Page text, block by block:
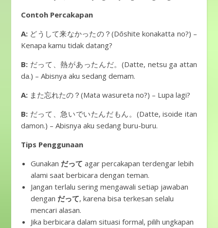
Contoh Percakapan
A: どうして来なかったの？(Dōshite konakatta no?) –
Kenapa kamu tidak datang?
B: だって、熱があったんだ。(Datte, netsu ga attan
da.) – Abisnya aku sedang demam.
A: また忘れたの？(Mata wasureta no?) – Lupa lagi?
B: だって、急いでいたんだもん。(Datte, isoide itan
damon.) – Abisnya aku sedang buru-buru.
Tips Penggunaan
Gunakan だって agar percakapan terdengar lebih
alami saat berbicara dengan teman.
Jangan terlalu sering mengawali setiap jawaban
dengan だって, karena bisa terkesan selalu
mencari alasan.
Jika berbicara dalam situasi formal, pilih ungkapan